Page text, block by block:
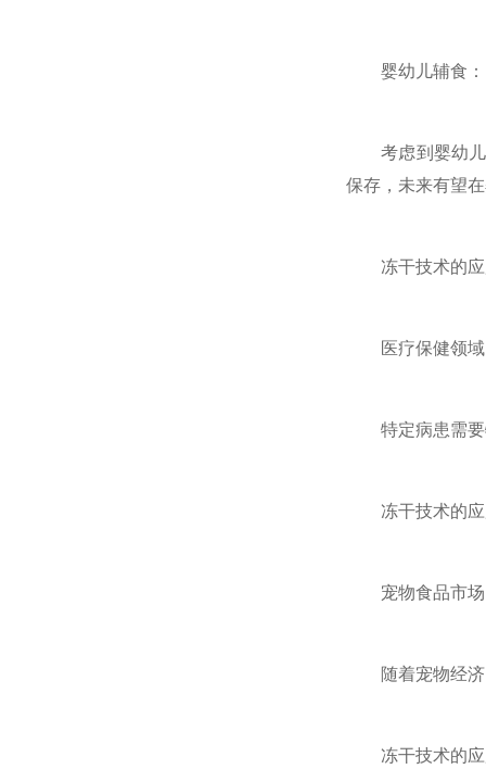
婴幼儿辅食：
考虑到婴幼儿
保存，未来有望
冻干技术的应
医疗保健领域
特定病患需要
冻干技术的应
宠物食品市场
随着宠物经济的
冻干技术的应